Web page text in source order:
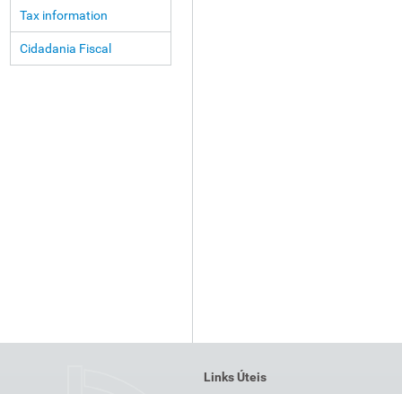
Tax information
Cidadania Fiscal
Links Úteis